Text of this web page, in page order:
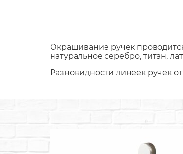
Окрашивание ручек
натуральное серебро, титан,
Разновидности линеек ручек